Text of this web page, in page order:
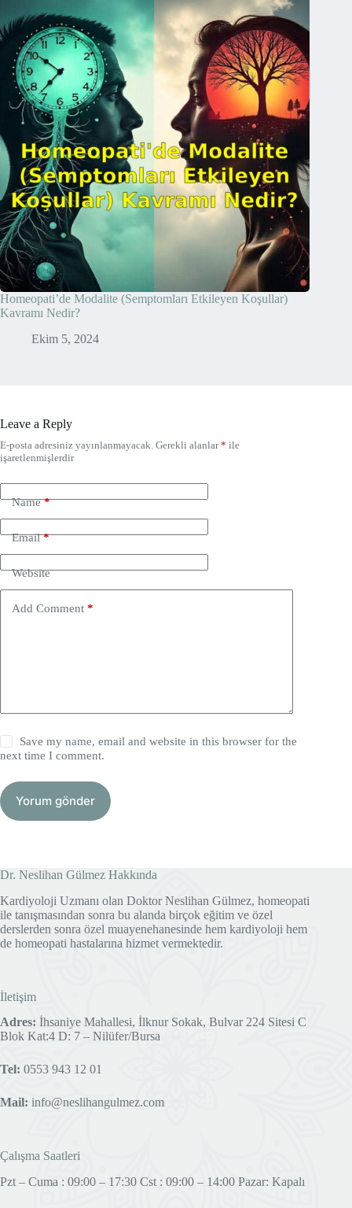
Homeopati’de Modalite (Semptomları Etkileyen Koşullar)
Kavramı Nedir?
Ekim 5, 2024
Leave a Reply
E-posta adresiniz yayınlanmayacak. Gerekli alanlar* ile
işaretlenmişlerdir
Name*
Email*
Website
Add Comment *
Save my name, email and website in this browser for the
next time I comment.
Yorum gönder
Dr. Neslihan Gülmez Hakkında
Kardiyoloji Uzmanı olan Doktor Neslihan Gülmez, homeopati
ile tanışmasından sonra bu alanda birçok eğitim ve özel
derslerden sonra özel muayenehanesinde hem kardiyoloji hem
de homeopati hastalarına hizmet vermektedir.
İletişim
Adres: İhsaniye Mahallesi, İlknur Sokak, Bulvar 224 Sitesi C
Blok Kat:4 D: 7 – Nilüfer/Bursa
Tel: 0553 943 12 01
Mail: info@neslihangulmez.com
Çalışma Saatleri
Pzt – Cuma : 09:00 – 17:30 Cst : 09:00 – 14:00 Pazar: Kapalı